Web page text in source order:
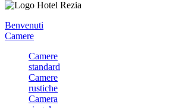
Benvenuti
Camere
Camere
standard
Camere
rustiche
Camera